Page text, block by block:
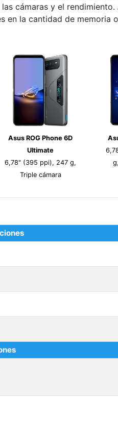
cámaras y el
la cantidad de memoria
Asus ROG Phone 6D
Ultimate
6,78" (395 ppi), 247 g,
Triple cámara